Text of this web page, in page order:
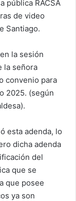
pública RACSA
de video
Santiago.
la sesión
la señora
convenio para
2025. (según
esta adenda, lo
dicha adenda
del
que se
que posee
ya son